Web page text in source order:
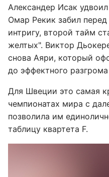
Александер Исак
Омар Рекик забил
интригу, второй тайм
желтых". Виктор
снова Аяри, который
до эффектного разгрома
Для Швеции это самая
чемпионатах мира с
позволила им
таблицу квартета F.